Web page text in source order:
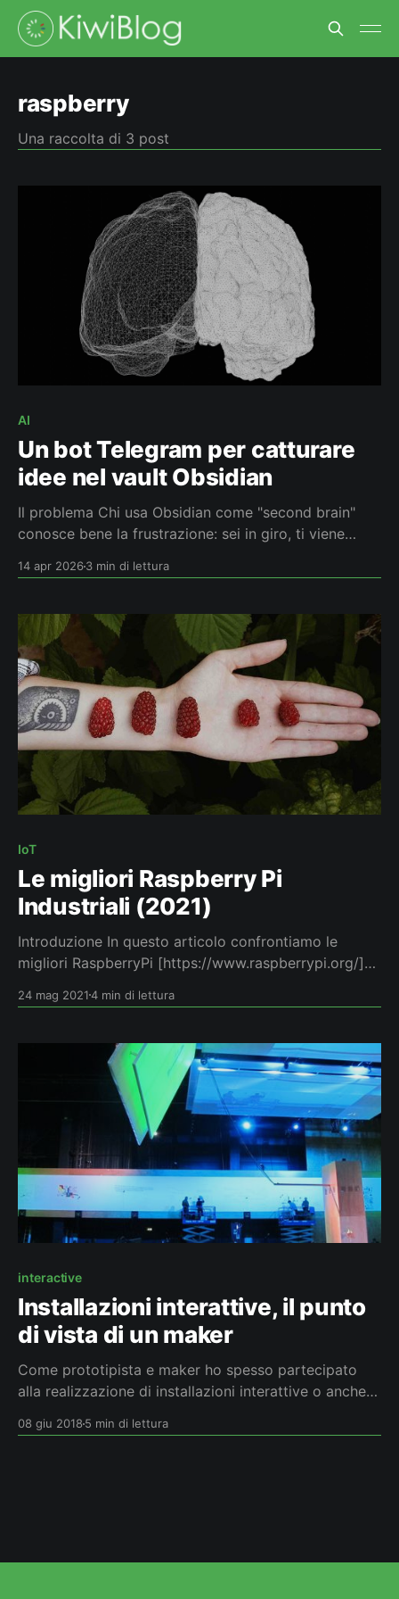
raspberry
Una raccolta di 3 post
AI
Un bot Telegram per catturare
idee nel vault Obsidian
Il problema Chi usa Obsidian come "second brain"
conosce bene la frustrazione: sei in giro, ti viene
aspetti il sync, trovi la nota giusta… e nel frattempo
14 apr 20263 min di lettura
IoT
Le migliori Raspberry Pi
Industriali (2021)
Introduzione In questo articolo confrontiamo le
migliori RaspberryPi [https://www.raspberrypi.org/]
concludendo con quella che secondo noi è la scelta
non era un sostituto di un PLC
[https://en.wikipedia.org/wiki/Programmable_logic_co
24 mag 20214 min di lettura
interactive
Installazioni interattive, il punto
di vista di un maker
Come prototipista e maker ho spesso partecipato
alla realizzazione di installazioni interattive o anche
post per condividere consigli e buone pratiche che
08 giu 2018 5 min di lettura